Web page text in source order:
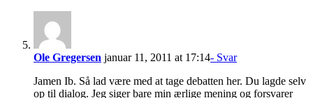
Ole Gregersen januar 11, 2011 at 17:14- Svar
Jamen Ib. Så lad være med at tage debatten her. Du lagde selv
op til dialog. Jeg siger bare min ærlige mening og forsvarer